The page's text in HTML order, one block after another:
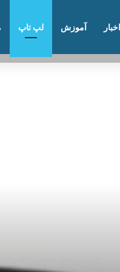
اخبار آموزش لپ تاپ